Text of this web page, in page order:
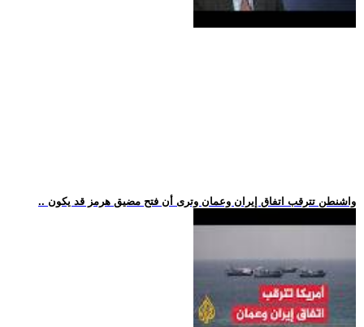
.. واشنطن تترقب اتفاق إيران وعمان وترى أن فتح مضيق هرمز قد يكون